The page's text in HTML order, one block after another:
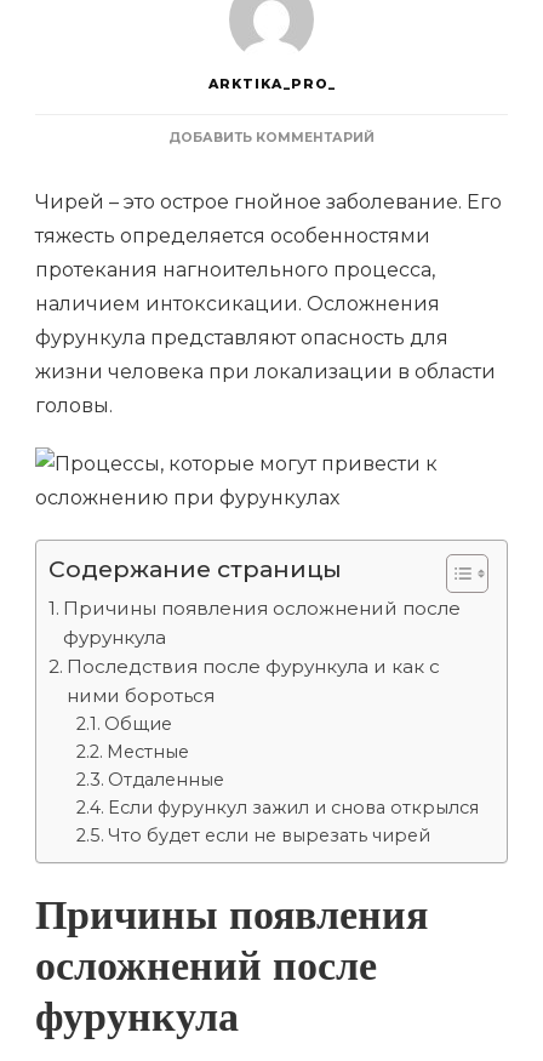
ARKTIKA_PRO_
ДОБАВИТЬ КОММЕНТАРИЙ
КОТОРЫЕ
ПРИВЕСТИ
К
ПРИ
ФУРУНКУЛАХ
Чирей – это острое гнойное заболевание. Его
тяжесть определяется особенностями
протекания нагноительного процесса,
наличием интоксикации. Осложнения
фурункула представляют опасность для
жизни человека при локализации в области
головы.
Содержание страницы
Причины появления осложнений после
фурункула
Последствия после фурункула и как с
ними бороться
Общие
Местные
Отдаленные
Если фурункул зажил и снова открылся
Что будет если не вырезать чирей
Причины появления
осложнений после
фурункула